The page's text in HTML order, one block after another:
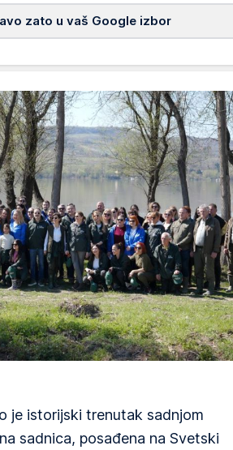
zato u vaš Google izbor
je istorijski trenutak sadnjom
sadnica, posađena na Svetski